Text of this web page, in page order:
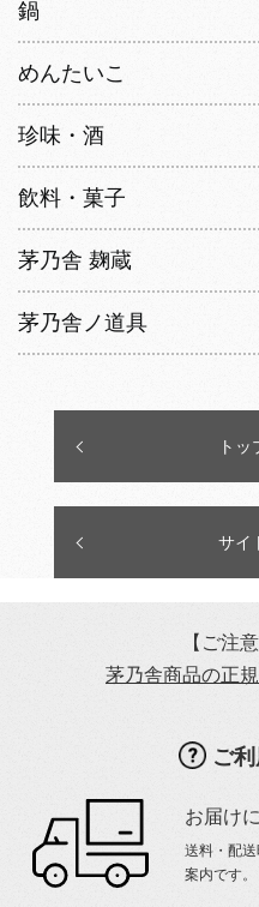
鍋
めんたいこ
珍味・酒
飲料・菓子
茅乃舎 麹蔵
茅乃舎ノ道具
トッ
サイ
【ご注
茅乃舎商品の正
ご
お届け
送料・配
案内です。